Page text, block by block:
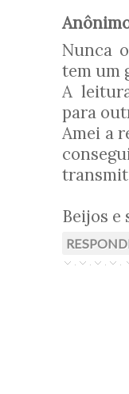
Nunca
tem um
A
para
Amei a
Beijos e